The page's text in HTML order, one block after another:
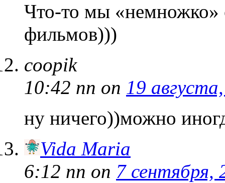
Что-то мы
фильмов)))
coopik
10:42 пп on 19
ну ничего))можно
Vida Maria
6:12 пп on 7 сентября,